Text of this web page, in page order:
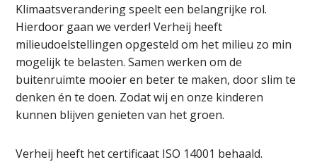
Klimaatsverandering speelt een belangrijke rol.
Hierdoor gaan we verder! Verheij heeft
milieudoelstellingen opgesteld om het milieu zo min
mogelijk te belasten. Samen werken om de
buitenruimte mooier en beter te maken, door slim te
denken én te doen. Zodat wij en onze kinderen
kunnen blijven genieten van het groen.
Verheij heeft het certificaat ISO 14001 behaald.